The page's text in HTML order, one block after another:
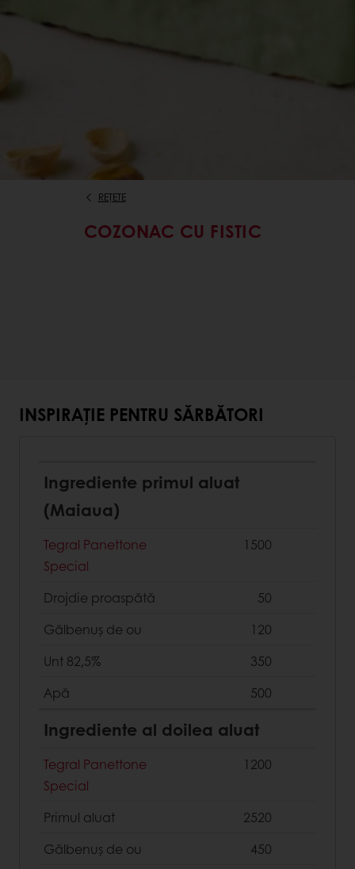
REȚETE
COZONAC CU FISTIC
INSPIRAȚIE PENTRU SĂRBĂTORI
Ingrediente primul aluat
(Maiaua)
Tegral Panettone
Special
1500
Drojdie proaspătă
50
Gălbenuș de ou
120
Unt 82,5%
350
Apă
500
Ingrediente al doilea aluat
Tegral Panettone
Special
1200
Primul aluat
2520
Gălbenuș de ou
450